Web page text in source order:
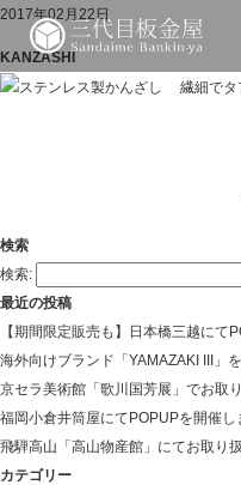
2017年02月22日
KANZASHI
検索
検索:
最近の投稿
【期間限定販売も】日本橋三越にて
海外向けブランド「YAMAZAKI III」
京セラ美術館「歌川国芳展」でお取
福岡小倉井筒屋にてPOPUPを開催し
飛騨高山「高山物産館」にてお取り
カテゴリー